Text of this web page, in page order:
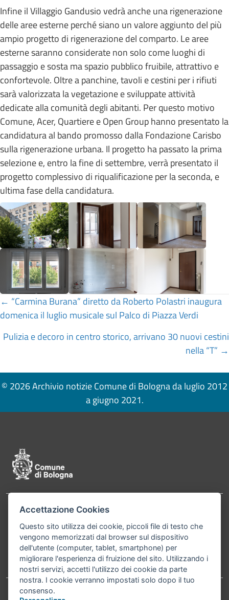
Infine il Villaggio Gandusio vedrà anche una rigenerazione
delle aree esterne perché siano un valore aggiunto del più
ampio progetto di rigenerazione del comparto. Le aree
esterne saranno considerate non solo come luoghi di
passaggio e sosta ma spazio pubblico fruibile, attrattivo e
confortevole. Oltre a panchine, tavoli e cestini per i rifiuti
sarà valorizzata la vegetazione e sviluppate attività
dedicate alla comunità degli abitanti. Per questo motivo
Comune, Acer, Quartiere e Open Group hanno presentato la
candidatura al bando promosso dalla Fondazione Carisbo
sulla rigenerazione urbana. Il progetto ha passato la prima
selezione e, entro la fine di settembre, verrà presentato il
progetto complessivo di riqualificazione per la seconda, e
ultima fase della candidatura.
Posts
navigation
← “Carmina Burana” diretto da Roberto Polastri inaugura
domenica il luglio musicale sul Palco di Piazza Verdi
Pulizia e decoro in centro storico, arrivano 30 nuovi cestini
nella “T” →
© 2026 Archivio notizie Comune di Bologna da luglio 2012
a giugno 2021.
Contatti
Bologna P.Iva 01232710374 Cod. IBAN: IT 88 R
02008 02435 000020067156
Telefono:051203040
Accettazione Cookies
Questo sito utilizza dei cookie, piccoli file di testo che
vengono memorizzati dal browser sul dispositivo
dell'utente (computer, tablet, smartphone) per
migliorare l'esperienza di fruizione del sito. Utilizzando i
nostri servizi, accetti l'utilizzo dei cookie da parte
nostra. I cookie verranno impostati solo dopo il tuo
consenso.